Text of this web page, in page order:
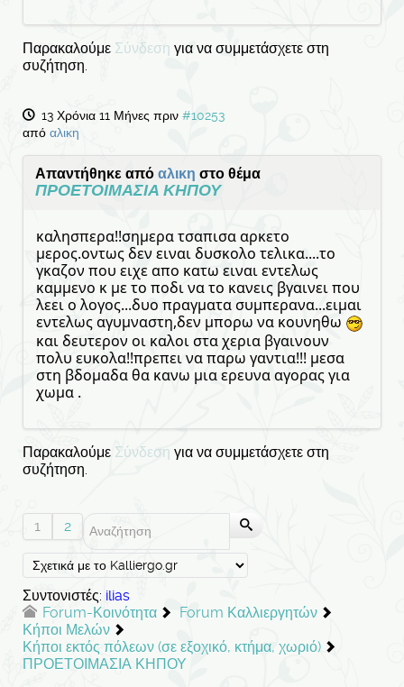
Παρακαλούμε Σύνδεση για να συμμετάσχετε στη
συζήτηση.
13 Χρόνια 11 Μήνες πριν #10253
από αλικη
Απαντήθηκε από αλικη στο θέμα
ΠΡΟΕΤΟΙΜΑΣΙΑ ΚΗΠΟΥ
καλησπερα!!σημερα τσαπισα αρκετο
μερος.οντως δεν ειναι δυσκολο τελικα....το
γκαζον που ειχε απο κατω ειναι εντελως
καμμενο κ με το ποδι να το κανεις βγαινει που
λεει ο λογος...δυο πραγματα συμπερανα...ειμαι
εντελως αγυμναστη,δεν μπορω να κουνηθω
και δευτερον οι καλοι στα χερια βγαινουν
πολυ ευκολα!!πρεπει να παρω γαντια!!! μεσα
στη βδομαδα θα κανω μια ερευνα αγορας για
χωμα .
Παρακαλούμε Σύνδεση για να συμμετάσχετε στη
συζήτηση.
1 2
Συντονιστές: ilias
Forum-Κοινότητα
Forum Καλλιεργητών
Κήποι Μελών
Κήποι εκτός πόλεων (σε εξοχικό, κτήμα, χωριό)
ΠΡΟΕΤΟΙΜΑΣΙΑ ΚΗΠΟΥ